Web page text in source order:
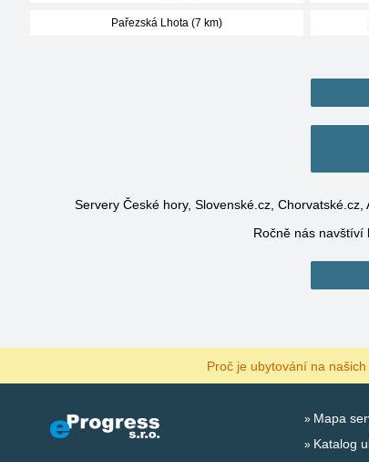
Pařezská Lhota (7 km)
Servery České hory, Slovenské.cz,
Ročně nás navštíví
Proč je ubytování na
Mapa
Katalog